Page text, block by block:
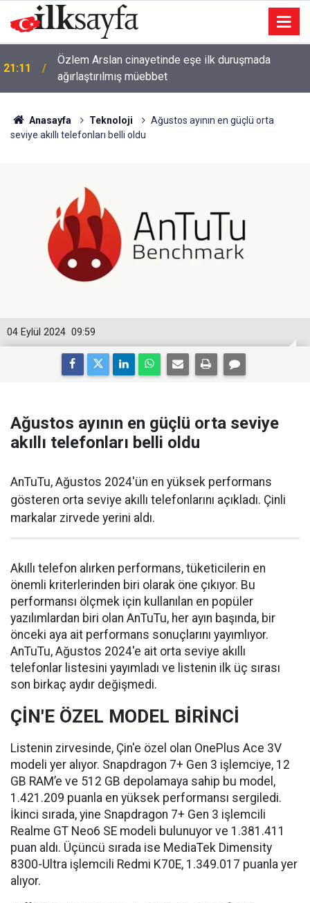
21:11
Özlem Arslan cinayetinde eşe ilk duruşmada
ağırlaştırılmış müebbet
Anasayfa Teknoloji
Ağustos ayının en güçlü orta
seviye akıllı telefonları belli oldu
09:59
04 Eylül 2024
Ağustos ayının en güçlü orta seviye
akıllı telefonları belli oldu
AnTuTu, Ağustos 2024'ün en yüksek performans
gösteren orta seviye akıllı telefonlarını açıkladı. Çinli
markalar zirvede yerini aldı.
Akıllı telefon alırken performans, tüketicilerin en
önemli kriterlerinden biri olarak öne çıkıyor. Bu
performansı ölçmek için kullanılan en popüler
yazılımlardan biri olan AnTuTu, her ayın başında, bir
önceki aya ait performans sonuçlarını yayımlıyor.
AnTuTu, Ağustos 2024'e ait orta seviye akıllı
telefonlar listesini yayımladı ve listenin ilk üç sırası
son birkaç aydır değişmedi.
ÇİN'E ÖZEL MODEL BİRİNCİ
Listenin zirvesinde, Çin'e özel olan OnePlus Ace 3V
modeli yer alıyor. Snapdragon 7+ Gen 3 işlemciye, 12
GB RAM’e ve 512 GB depolamaya sahip bu model,
1.421.209 puanla en yüksek performansı sergiledi.
İkinci sırada, yine Snapdragon 7+ Gen 3 işlemcili
Realme GT Neo6 SE modeli bulunuyor ve 1.381.411
puan aldı. Üçüncü sırada ise MediaTek Dimensity
8300-Ultra işlemcili Redmi K70E, 1.349.017 puanla yer
alıyor.